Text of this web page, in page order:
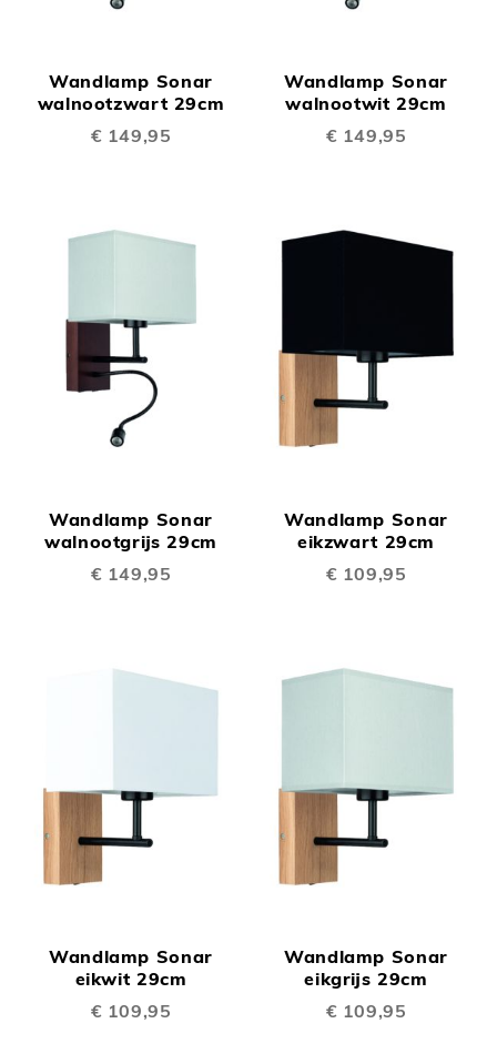
Wandlamp Sonar
walnootzwart 29cm
€ 149,95
Wandlamp Sonar
walnootwit 29cm
€ 149,95
Wandlamp Sonar
walnootgrijs 29cm
€ 149,95
Wandlamp Sonar
eikzwart 29cm
€ 109,95
Wandlamp Sonar
eikwit 29cm
€ 109,95
Wandlamp Sonar
eikgrijs 29cm
€ 109,95